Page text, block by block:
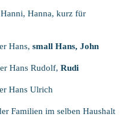
Hanna, kurz für
Hans, small Hans, John
Hans Rudolf, Rudi
Hans Ulrich
Familien im selben Haushalt